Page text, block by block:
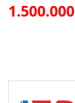
1.500.000